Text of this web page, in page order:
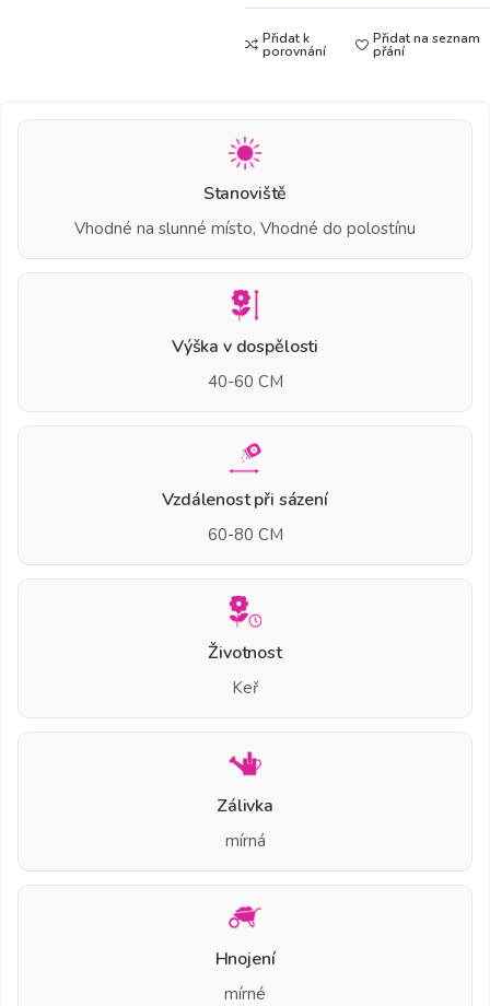
Přidat k
porovnání
Přidat na seznam
přání
Stanoviště
Vhodné na slunné místo, Vhodné do polostínu
Výška v dospělosti
40-60 CM
Vzdálenost při sázení
60-80 CM
Životnost
Keř
Zálivka
mírná
Hnojení
mírné